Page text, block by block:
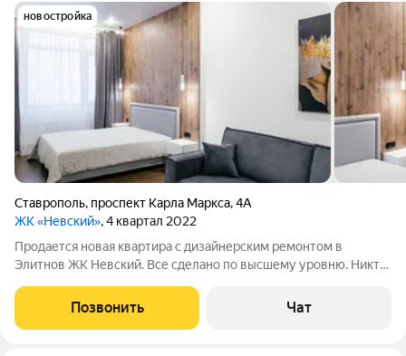
новостройка
Ставрополь, проспект Карла Маркса,4А
ЖК «Невский», 4 квартал 2022
Продается новая квартира с дизайнерским ремонтом в
Элитнов ЖК Невский. Все сделано по высшему уровню. Никто
духовой шкаф, микроволновая печь, утюг, гладильная доска,
хорошая сантехника,
Позвонить Чат